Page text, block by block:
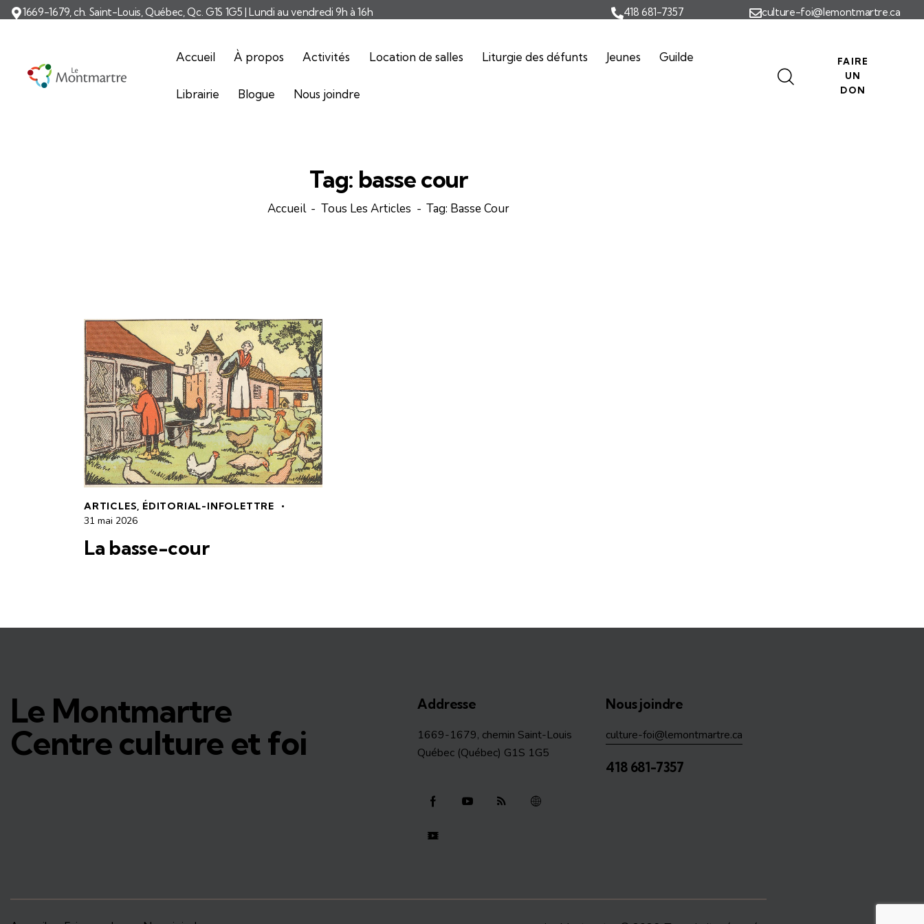
1669-1679, ch. Saint-Louis, Québec, Qc. G1S 1G5 | Lundi au vendredi 9h à 16h 418 681-7357 culture-foi@lemontmartre.ca
Accueil À propos Activités Location de salles Liturgie des défunts Jeunes Guilde
Librairie Blogue Nous joindre
FAIRE
UN
DON
Tag: basse cour
Accueil Tous Les Articles Tag: Basse Cour
ARTICLES, ÉDITORIAL-INFOLETTRE
31 mai 2026
La basse-cour
Le Montmartre
Centre culture et foi
Addresse
1669-1679, chemin Saint-Louis
Québec (Québec) G1S 1G5
Nous joindre
culture-foi@lemontmartre.ca
418 681-7357